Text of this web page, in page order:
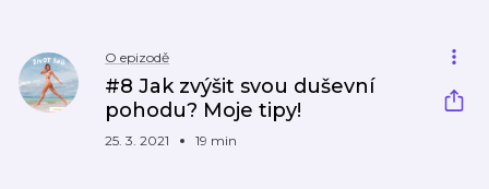
O epizodě
#8 Jak zvýšit svou duševní
pohodu? Moje tipy!
25. 3. 2021 19 min